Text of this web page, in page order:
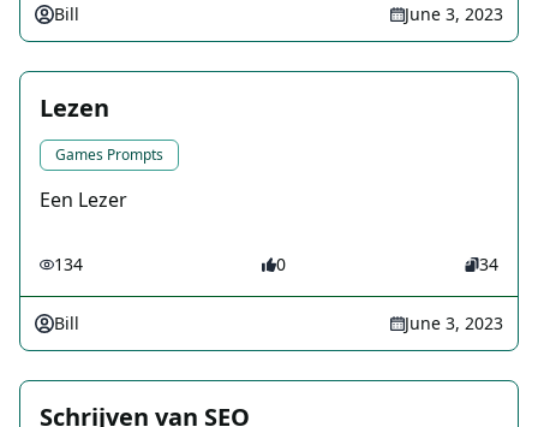
Bill June 3, 2023
Lezen
Games Prompts
Een Lezer
134 0 34
Bill June 3, 2023
Schrijven van SEO